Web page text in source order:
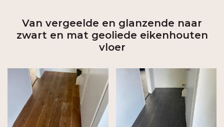
Van vergeelde en glanzende naar
zwart en mat geoliede eikenhouten
vloer